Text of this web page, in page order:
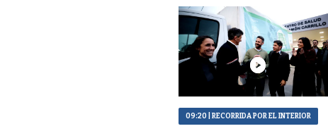
09:20 | RECORRIDA POR EL INTERIOR